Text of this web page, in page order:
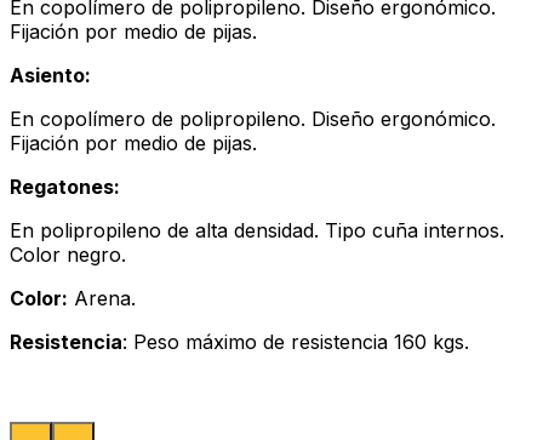
En copolímero de polipropileno. Diseño ergonómico.
Fijación por medio de pijas.
Asiento:
En copolímero de polipropileno. Diseño ergonómico.
Fijación por medio de pijas.
Regatones:
En polipropileno de alta densidad. Tipo cuña internos.
Color negro.
Color: Arena.
Resistencia: Peso máximo de resistencia 160 kgs.